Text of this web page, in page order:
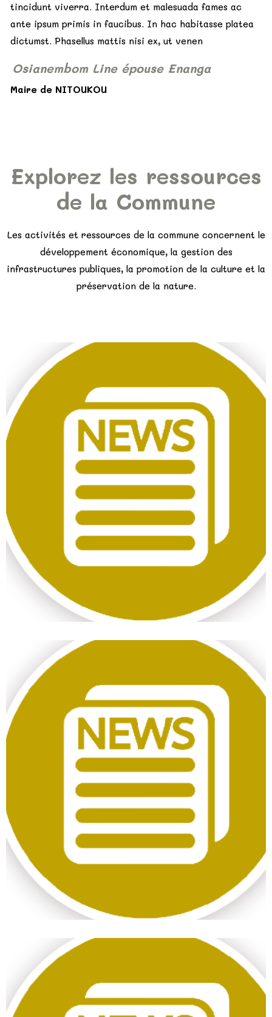
tincidunt viverra. Interdum et malesuada fames ac
ante ipsum primis in faucibus. In hac habitasse platea
dictumst. Phasellus mattis nisi ex, ut venen
Osianembom Line épouse Enanga
Maire de NITOUKOU
Explorez les ressources
de la Commune
Les activités et ressources de la commune concernent le
développement économique, la gestion des
infrastructures publiques, la promotion de la culture et la
préservation de la nature.